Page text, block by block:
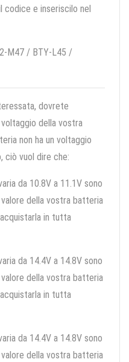
codice e inseriscilo nel
M47 / BTY-L45 /
dovrete
della vostra
non ha un voltaggio
ciò vuol dire che:
da 10.8V a 11.1V sono
della vostra batteria
in tutta
da 14.4V a 14.8V sono
della vostra batteria
in tutta
da 14.4V a 14.8V sono
della vostra batteria